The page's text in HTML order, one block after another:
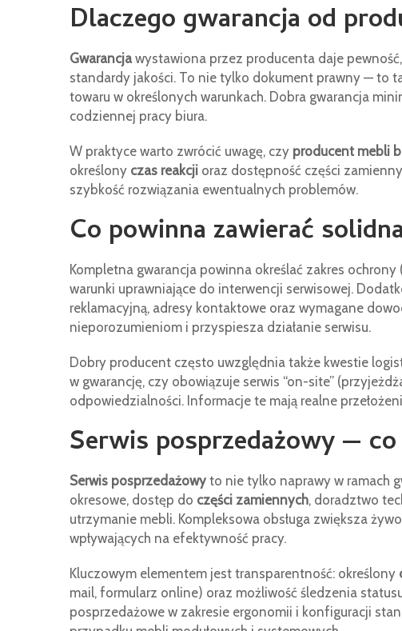
Dlaczego gwarancja od
Gwarancjawystawiona przez producenta daje
standardy jakości. To nie tylko dokument prawny — to
towaru w określonych warunkach. Dobra gwarancja
codziennej pracy biura.
W praktyce warto zwrócić uwagę, czy producent mebli
określony czas reakcji oraz dostępność części
szybkość rozwiązania ewentualnych problemów.
Co powinna zawierać
Kompletna gwarancja powinna określać zakres
warunki uprawniające do interwencji serwisowej.
reklamacyjną, adresy kontaktowe oraz wymagane
nieporozumieniom i przyspiesza działanie serwisu.
Dobry producent często uwzględnia także kwestie
w gwarancję, czy obowiązuje serwis “on-site”
odpowiedzialności. Informacje te mają realne
Serwis posprzedażowy —
Serwis posprzedażowy to nie tylko naprawy w ramach
okresowe, dostęp do części zamiennych, doradztwo
utrzymanie mebli. Kompleksowa obsługa zwiększa
wpływających na efektywność pracy.
Kluczowym elementem jest transparentność: określony
mail, formularz online) oraz możliwość śledzenia
posprzedażowe w zakresie ergonomii i konfiguracji